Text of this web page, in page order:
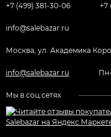
+7 (499) 381-30-06 +7
info@salebazar.ru
Москва, ул. Академика
info@salebazar.ru
Мы в соц.сетях